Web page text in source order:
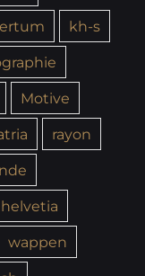
kh-s
Motive
rayon
wappen